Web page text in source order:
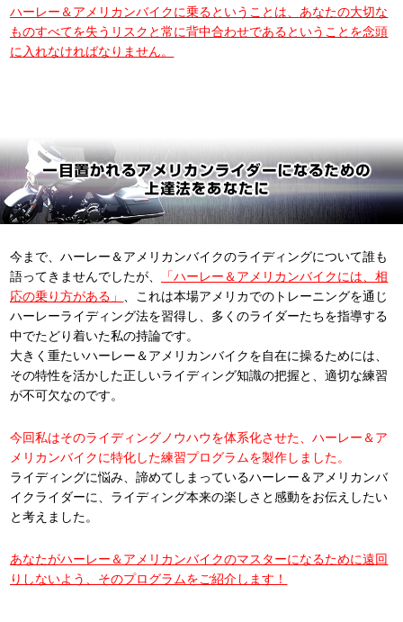
ハーレー＆アメリカンバイクに乗るということは、あなたの大切な
ものすべてを失うリスクと常に背中合わせであるということを念頭
に入れなければなりません。
今まで、ハーレー＆アメリカンバイクのライディングについて誰も
語ってきませんでしたが、
「ハーレー＆アメリカンバイクには、相
応の乗り方がある」
、これは本場アメリカでのトレーニングを通じ
ハーレーライディング法を習得し、多くのライダーたちを指導する
中でたどり着いた私の持論です。
大きく重たいハーレー＆アメリカンバイクを自在に操るためには、
その特性を活かした正しいライディング知識の把握と、適切な練習
が不可欠なのです。
今回私はそのライディングノウハウを体系化させた、ハーレー＆ア
メリカンバイクに特化した練習プログラムを製作しました。
ライディングに悩み、諦めてしまっているハーレー＆アメリカンバ
イクライダーに、ライディング本来の楽しさと感動をお伝えしたい
と考えました。
あなたがハーレー＆アメリカンバイクのマスターになるために遠回
りしないよう、そのプログラムをご紹介します！